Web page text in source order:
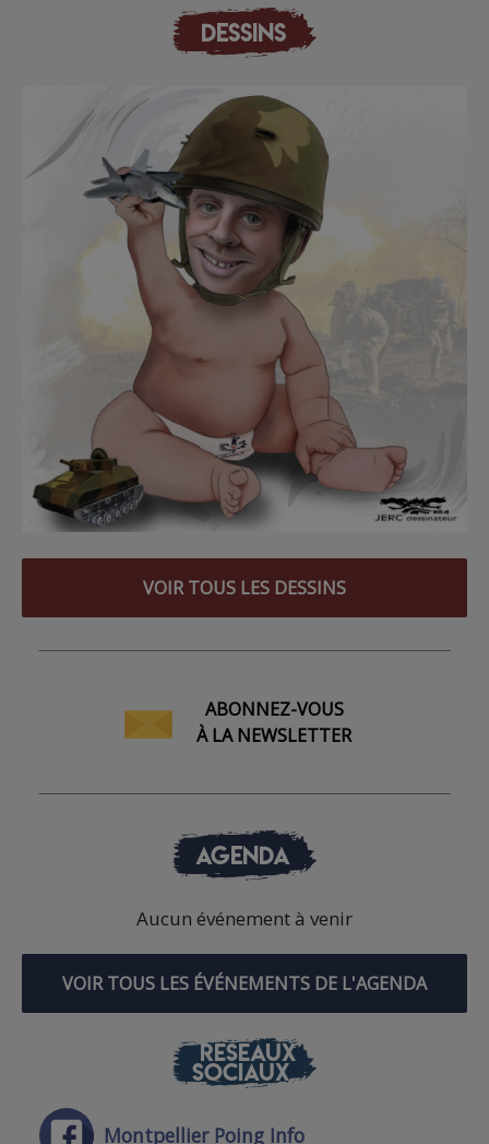
DESSINS
VOIR TOUS LES DESSINS
ABONNEZ-VOUS
À LA NEWSLETTER
AGENDA
Aucun événement à venir
VOIR TOUS LES ÉVÉNEMENTS DE L'AGENDA
RÉSEAUX
SOCIAUX
Montpellier Poing Info